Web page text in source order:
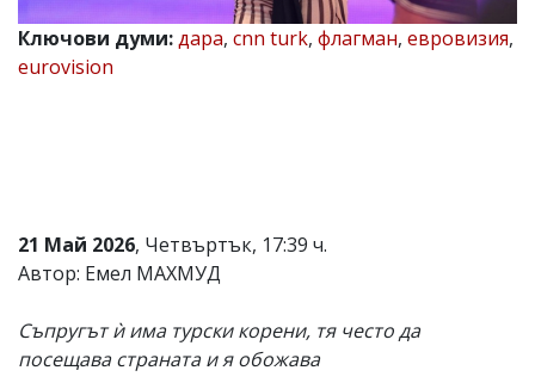
Иван
Колев,
email:
от
читателите
и
не
носи
отговорност
Ключови думи:дара, cnn turk, флагман, евровизия,
eurovision
21 Май 2026, Четвъртък, 17:39 ч.
Автор: Емел МАХМУД
Съпругът ѝ има турски корени, тя често да
посещава страната и я обожава